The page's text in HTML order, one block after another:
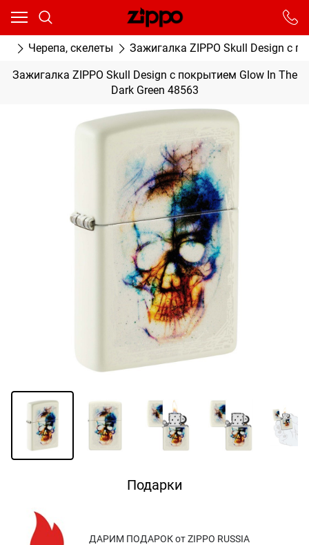
Черепа, скелеты Зажигалка ZIPPO Skull Design с
Зажигалка ZIPPO Skull Design с покрытием Glow In The
Dark Green 48563
Подарки
ДАРИМ ПОДАРОК от ZIPPO RUSSIA
Ваш город - Москва,
От выбранного города зависят сроки доставки